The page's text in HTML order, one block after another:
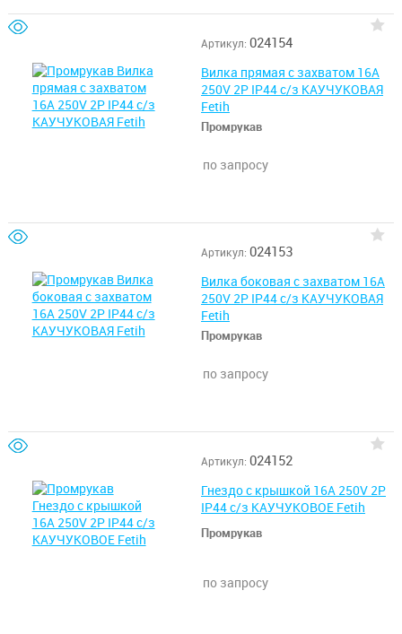
Артикул: 024154
Вилка прямая с захватом 16А
250V 2P IP44 с/з КАУЧУКОВАЯ
Fetih
Промрукав
по запросу
Артикул: 024153
Вилка боковая с захватом 16А
250V 2P IP44 с/з КАУЧУКОВАЯ
Fetih
Промрукав
по запросу
Артикул: 024152
Гнездо с крышкой 16А 250V 2P
IP44 с/з КАУЧУКОВОЕ Fetih
Промрукав
по запросу